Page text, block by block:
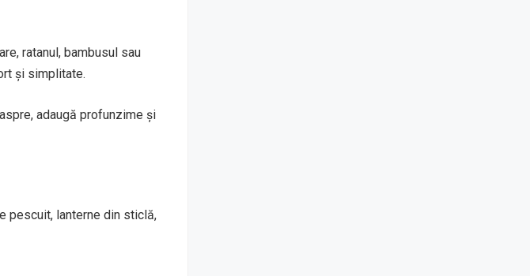
ratanul, bambusul sau
și simplitate.
adaugă profunzime și
pescuit, lanterne din sticlă,